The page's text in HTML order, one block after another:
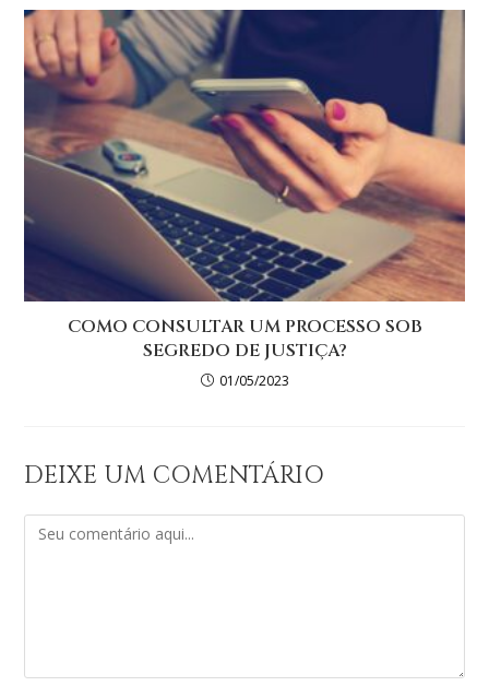
COMO CONSULTAR UM PROCESSO SOB
SEGREDO DE JUSTIÇA?
01/05/2023
DEIXE UM COMENTÁRIO